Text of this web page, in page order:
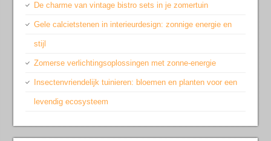
De charme van vintage bistro sets in je zomertuin
Gele calcietstenen in interieurdesign: zonnige energie en
stijl
Zomerse verlichtingsoplossingen met zonne-energie
Insectenvriendelijk tuinieren: bloemen en planten voor een
levendig ecosysteem